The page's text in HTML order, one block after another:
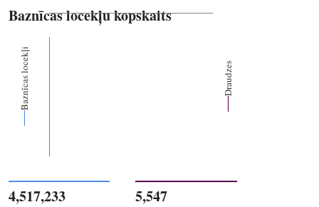
Baznīcas locekļu kopskaits
Baznīcas locekļi Draudzes
4,517,233 5,547